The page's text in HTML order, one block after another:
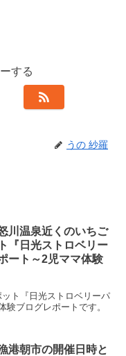
する
うの 紗羅
川温泉近くのいちご
『日光ストロベリー
ート～2児ママ体験
ト『日光ストロベリーパ
験ブログレポートです。
港朝市の開催日時と